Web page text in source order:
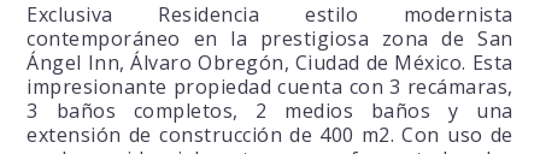
Exclusiva Residencia estilo modernista
contemporáneo en la prestigiosa zona de San
Ángel Inn, Álvaro Obregón, Ciudad de México. Esta
impresionante propiedad cuenta con 3 recámaras,
3 baños completos, 2 medios baños y una
extensión de construcción de 400 m2. Con uso de